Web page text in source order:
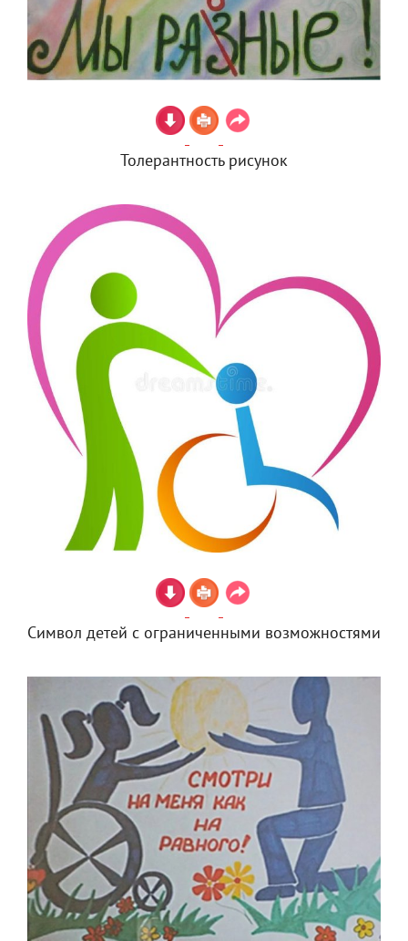
Толерантность рисунок
Символ детей с ограниченными возможностями